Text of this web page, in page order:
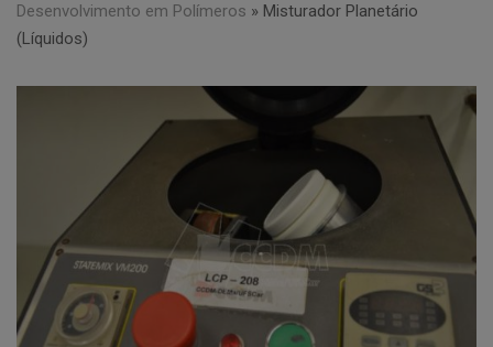
Desenvolvimento em Polímeros » Misturador Planetário
(Líquidos)